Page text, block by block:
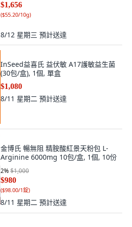
$1,656
($55.20/10g)
8/12 星期三 預計送達
InSeed益喜氏 益伏敏 A17護敏益生菌
(30包/盒), 1個, 單盒
$1,080
8/11 星期二 預計送達
金博氏 暢無阻 精胺酸紅景天粉包 L-
Arginine 6000mg 10包/盒, 1個, 10份
2%$1,000
$980
($98.00/1錠)
8/11 星期二 預計送達